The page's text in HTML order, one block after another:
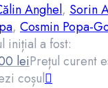
Anghel, Sorin
, Cosmin Popa-
inițial a fost:
leiPrețul curent
coșul